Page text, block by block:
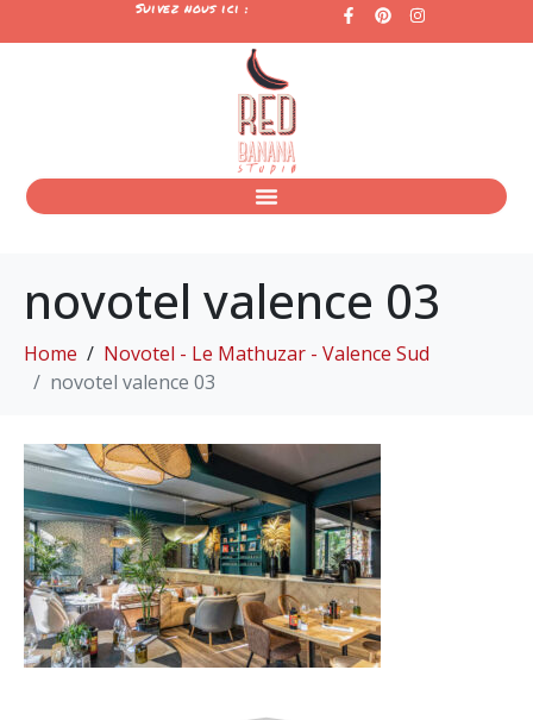
Suivez nous ici :
novotel valence 03
Home
Novotel - Le Mathuzar - Valence Sud
novotel valence 03